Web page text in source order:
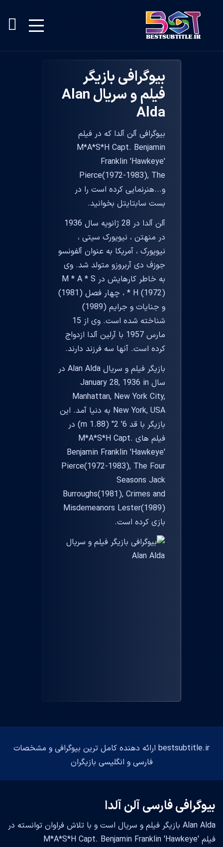
بیوگرافی بازیگر
فیلم و سریال Alan
Alda
بیوگرافی آلن آلدا که در فیلم
M*A*S*H Capt. Benjamin
Franklin 'Hawkeye'
Pierce(1972-1983), The
و...هنرنمایی کرده است را در
بست سابتایتل بخوانید.
آلن آلدا در 28 ژانویه سال 1936
در منهتن ، نیویورک سیتی ،
نیویورک ، آمریکا به عنوان آلفونسو
جوزف دی آربروزو متولد شد. وی
به خاطر کارهایش در M * A * S
* H (1972) ، چهار فصل (1981)
و جنایات و جرایم (1989)
شناخته شده است. وی از 15
مارس 1957 با آرلین آلدا ازدواج
کرده است. آنها سه فرزند دارند.
بازیگر فیلم و سریال Alan Alda در
سال January 28, 1936 in
Manhattan, New York City,
New York, USA به دنیا آمد. این
بازیگر با قد 6' 2" (1.88 m) در
فیلم های M*A*S*H Capt.
Benjamin Franklin 'Hawkeye'
Pierce(1972-1983), The Four
Seasons Jack
Burroughs(1981), Crimes and
Misdemeanors Lester(1989)
بازی کرده است.
bestsubtitle.ir ارائه دهنده کامل ترین بیوگرافی و مشخصات
فارسی و انگلیسی بازیگران
بیوگرافی فارسی آلن آلدا
Alan Alda بازیگر فیلم و سریال است و با تلاش فراوان توانسته در
فیلم M*A*S*H Capt. Benjamin Franklin 'Hawkeye'